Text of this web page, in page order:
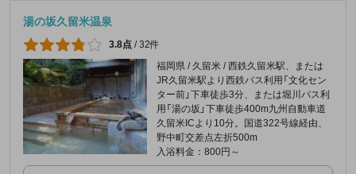
湯の坂久留米温泉
3.8点 /32件
福岡県 / 久留米 / 西鉄久留米駅、または
JR久留米駅より西鉄バス利用「文化セン
ター前」下車徒歩3分、または堀川バス利
用「湯の坂」下車徒歩400m九州自動車道
久留米ICより10分。国道322号線経由、
野中町交差点左折500m
入浴料金：800円～